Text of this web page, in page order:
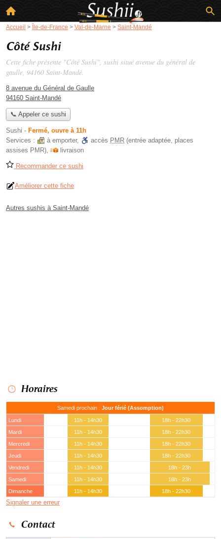
Accueil > Île-de-France > Val-de-Marne > Saint-Mandé
Côté Sushi
Cette fiche présente "Côté Sushi", sushi situé avenue du général de
gaulle, 94160 Saint-Mandé.
8 avenue du Général de Gaulle
94160 Saint-Mandé
📞 Appeler ce sushi
Sushi - Fermé, ouvre à 11h
Services :
à emporter, accès PMR (entrée adaptée, places
assises PMR), livraison
Recommander ce sushi
Améliorer cette fiche
Autres sushis à Saint-Mandé
Horaires
Samedi prochain : Jour férié (Assomption)
Lundi 11h - 14h30
18h - 22h30
Mardi
11h - 14h30
18h - 22h30
Mercredi
11h - 14h30
18h - 22h30
Jeudi
11h - 14h30
18h - 22h30
Vendredi
11h - 14h30
18h - 23h
Samedi
11h - 14h30
18h - 23h
Dimanche
11h - 14h30 18h - 22h30
Signaler une erreur
Contact